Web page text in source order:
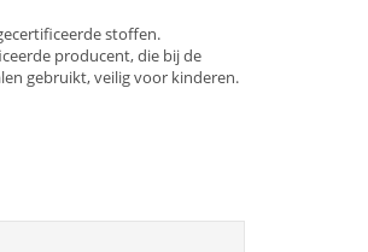
stoffen.
producent, die bij de
gebruikt, veilig voor kinderen.